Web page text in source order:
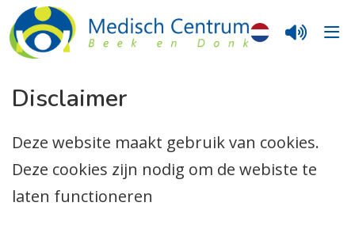
Disclaimer
Deze website maakt gebruik van cookies.
Deze cookies zijn nodig om de webiste te
laten functioneren